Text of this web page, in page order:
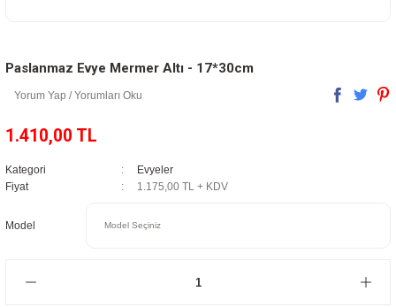
Paslanmaz Evye Mermer Altı - 17*30cm
Yorum Yap / Yorumları Oku
1.410,00 TL
Kategori
Evyeler
Fiyat
1.175,00 TL + KDV
Model